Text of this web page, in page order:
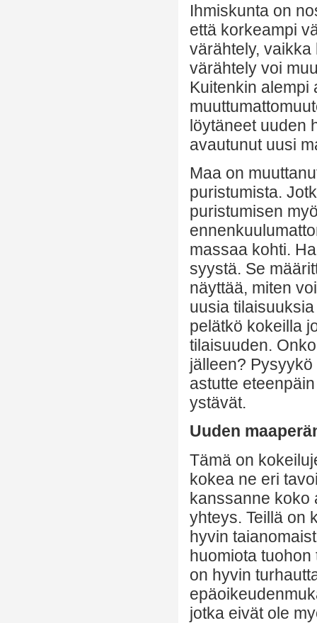
Ihmiskunta on
että korkeampi
värähtely,
värähtely voi
Kuitenkin alempi
löytäneet uuden
avautunut uusi
Maa on
puristumista.
puristumisen
massaa kohti.
syystä. Se
näyttää, miten
uusia
pelätkö kokeilla
tilaisuuden.
jälleen?
astutte
ystävät.
Uuden
Tämä on
kokea ne eri
kanssanne koko
yhteys. Teillä on
hyvin
huomiota
on hyvin
jotka eivät ole